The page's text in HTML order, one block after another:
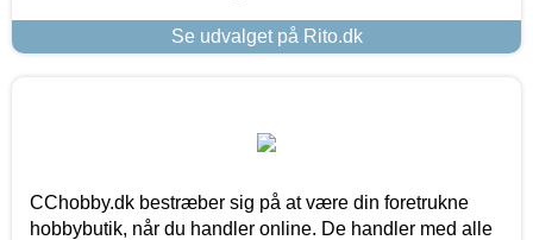
Se udvalget på Rito.dk
CChobby.dk bestræber sig på at være din foretrukne
hobbybutik, når du handler online. De handler med alle